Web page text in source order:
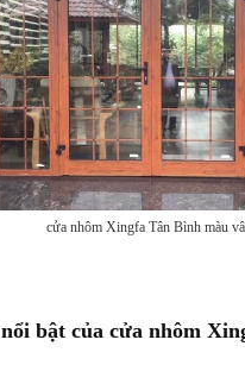
cửa nhôm Xingfa Tân Bình màu
nổi bật của cửa nhôm